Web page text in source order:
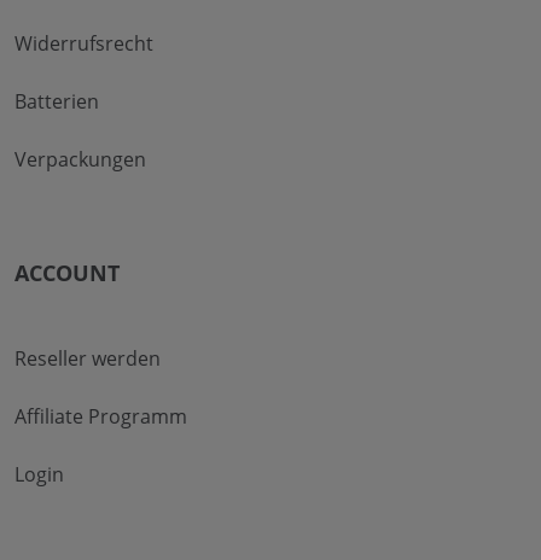
Widerrufsrecht
Batterien
Verpackungen
ACCOUNT
Reseller werden
Affiliate Programm
Login